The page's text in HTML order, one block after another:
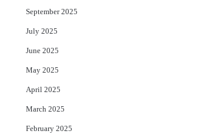
September 2025
July 2025
June 2025
May 2025
April 2025
March 2025
February 2025